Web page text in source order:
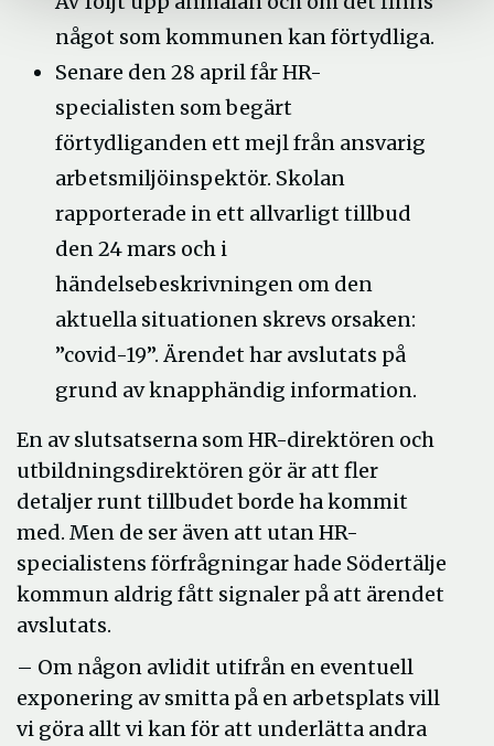
något som kommunen kan förtydliga.
Senare den 28 april får HR-
specialisten som begärt
förtydliganden ett mejl från ansvarig
arbetsmiljöinspektör. Skolan
rapporterade in ett allvarligt tillbud
den 24 mars och i
händelsebeskrivningen om den
aktuella situationen skrevs orsaken:
”covid-19”. Ärendet har avslutats på
grund av knapphändig information.
En av slutsatserna som HR-direktören och
utbildningsdirektören gör är att fler
detaljer runt tillbudet borde ha kommit
med. Men de ser även att utan HR-
specialistens förfrågningar hade Södertälje
kommun aldrig fått signaler på att ärendet
avslutats.
– Om någon avlidit utifrån en eventuell
exponering av smitta på en arbetsplats vill
vi göra allt vi kan för att underlätta andra